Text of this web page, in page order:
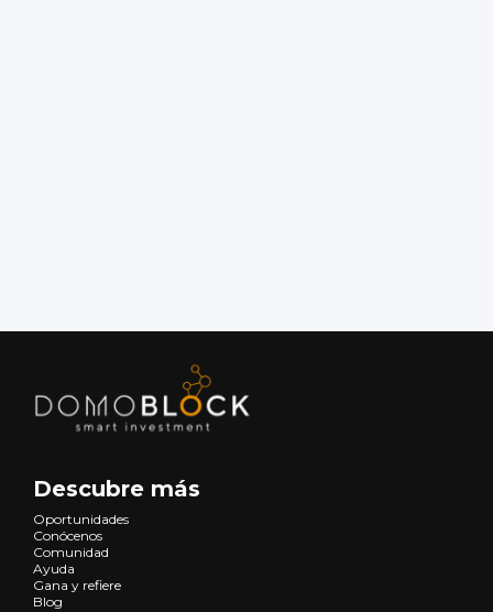
Descubre más
Oportunidades
Conócenos
Comunidad
Ayuda
Gana y refiere
Blog